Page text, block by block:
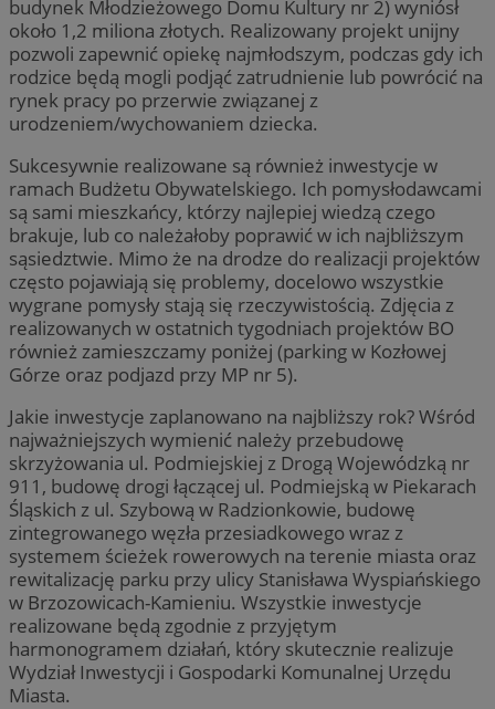
budynek Młodzieżowego Domu Kultury nr 2) wyniósł
około 1,2 miliona złotych. Realizowany projekt unijny
pozwoli zapewnić opiekę najmłodszym, podczas gdy ich
rodzice będą mogli podjąć zatrudnienie lub powrócić na
rynek pracy po przerwie związanej z
urodzeniem/wychowaniem dziecka.
Sukcesywnie realizowane są również inwestycje w
ramach Budżetu Obywatelskiego. Ich pomysłodawcami
są sami mieszkańcy, którzy najlepiej wiedzą czego
brakuje, lub co należałoby poprawić w ich najbliższym
sąsiedztwie. Mimo że na drodze do realizacji projektów
często pojawiają się problemy, docelowo wszystkie
wygrane pomysły stają się rzeczywistością. Zdjęcia z
realizowanych w ostatnich tygodniach projektów BO
również zamieszczamy poniżej (parking w Kozłowej
Górze oraz podjazd przy MP nr 5).
Jakie inwestycje zaplanowano na najbliższy rok? Wśród
najważniejszych wymienić należy przebudowę
skrzyżowania ul. Podmiejskiej z Drogą Wojewódzką nr
911, budowę drogi łączącej ul. Podmiejską w Piekarach
Śląskich z ul. Szybową w Radzionkowie, budowę
zintegrowanego węzła przesiadkowego wraz z
systemem ścieżek rowerowych na terenie miasta oraz
rewitalizację parku przy ulicy Stanisława Wyspiańskiego
w Brzozowicach-Kamieniu. Wszystkie inwestycje
realizowane będą zgodnie z przyjętym
harmonogramem działań, który skutecznie realizuje
Wydział Inwestycji i Gospodarki Komunalnej Urzędu
Miasta.